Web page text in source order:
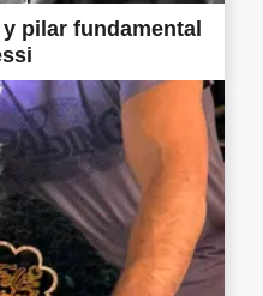
pilar fundamental